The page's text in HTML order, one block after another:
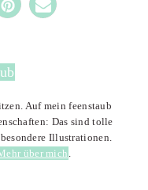
1
Auf mein feenstaub
Das sind tolle
Illustrationen.
über mich .